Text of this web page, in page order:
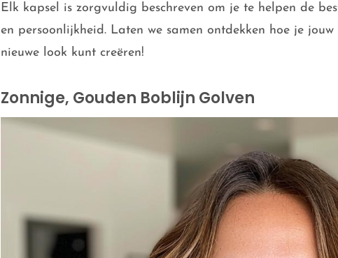
Elk kapsel is zorgvuldig beschreven om je te helpen de
en persoonlijkheid. Laten we samen ontdekken hoe je
nieuwe look kunt creëren!
Zonnige, Gouden Boblijn Golven